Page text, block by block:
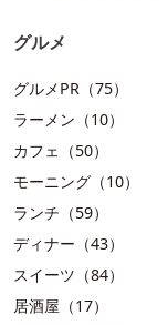
グルメ
グルメPR（75）
ラーメン（10）
カフェ（50）
モーニング（10）
ランチ（59）
ディナー（43）
スイーツ（84）
居酒屋（17）